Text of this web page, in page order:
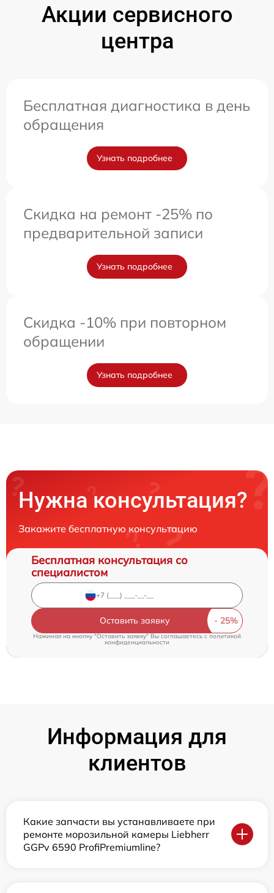
Акции сервисного
центра
Бесплатная диагностика в день
обращения
Узнать подробнее
Скидка на ремонт -25% по
предварительной записи
Узнать подробнее
Скидка -10% при повторном
обращении
Узнать подробнее
Нужна консультация?
Закажите бесплатную консультацию
Бесплатная консультация со
специалистом
Оставить заявку
Нажимая на кнопку "Оставить заявку" Вы соглашаетесь cполитикой
конфиденциальности
Информация для
клиентов
Какие запчасти вы устанавливаете при
ремонте морозильной камеры Liebherr
GGPv 6590 ProfiPremiumline?